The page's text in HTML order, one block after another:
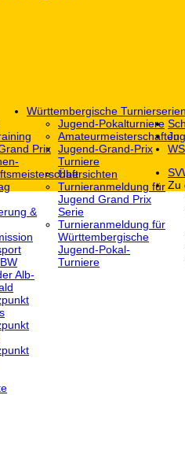
Prix
&
Alb-
Württembergische Turnierserien
Jugend-Pokalturniere
Amateurmeisterschaften
Jugend-Grand-Prix
Turniere
Übersichten
Turnieranmeldung für
Jugend Grand Prix
Serie
Turnieranmeldung für
Württembergische
Jugend-Pokal-
Turniere
Zu